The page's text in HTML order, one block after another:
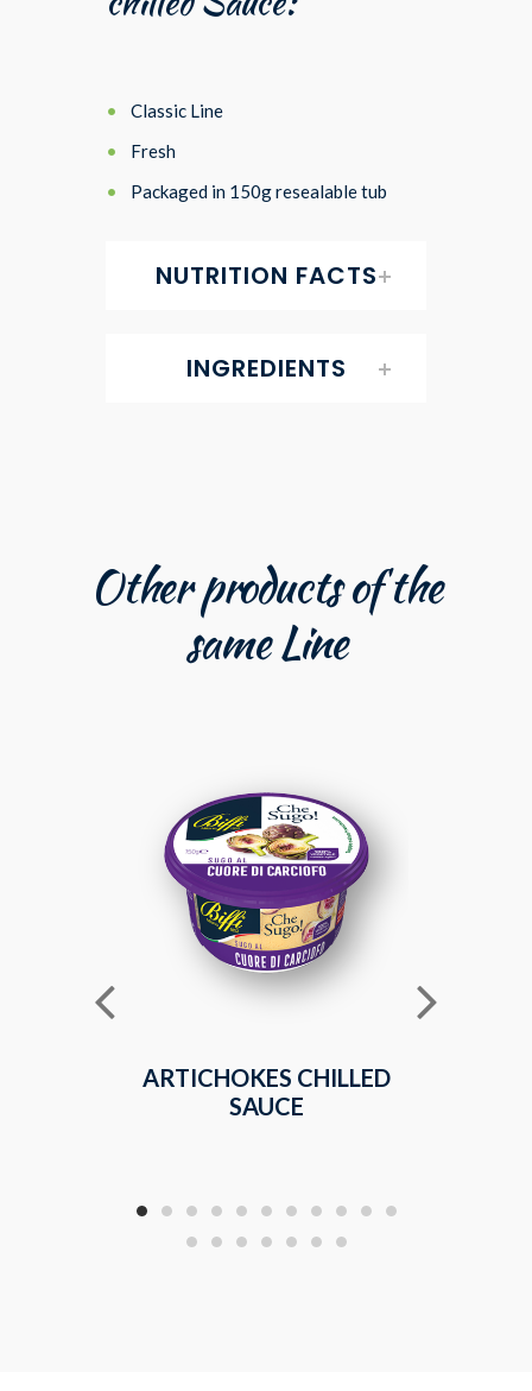
Classic Line
Fresh
Packaged in 150g resealable tub
NUTRITION FACTS
INGREDIENTS
Other products of the
same Line
ARTICHOKES CHILLED
SAUCE